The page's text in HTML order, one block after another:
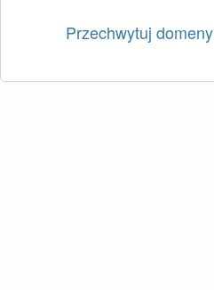
Przechwytuj domeny